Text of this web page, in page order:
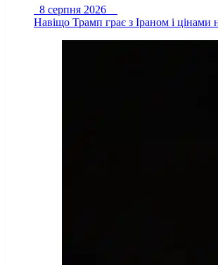
8 серпня 2026
Навіщо Трамп грає з Іраном і цінами